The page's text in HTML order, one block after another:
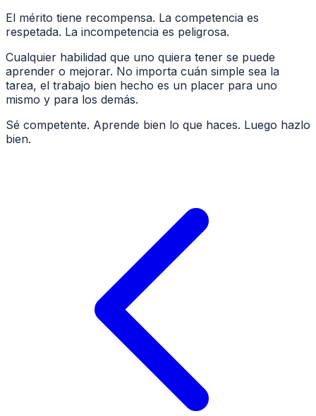
El mérito tiene recompensa. La competencia es
respetada. La incompetencia es peligrosa.
Cualquier habilidad que uno quiera tener se puede
aprender o mejorar. No importa cuán simple sea la
tarea, el trabajo bien hecho es un placer para uno
mismo y para los demás.
Sé competente. Aprende bien lo que haces. Luego hazlo
bien.